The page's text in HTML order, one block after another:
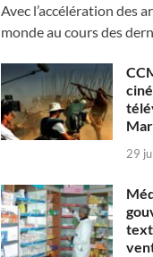
Avec l’accélération des
monde au cours des
29